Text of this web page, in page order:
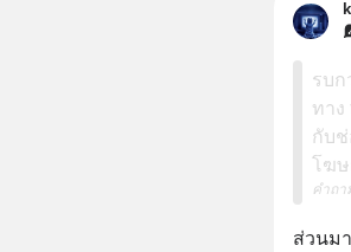
รบ
ทา
กับ
โฆ
คำถ
ส่วนม